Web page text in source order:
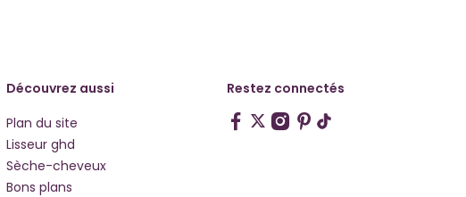
Découvrez aussi
Plan du site
Lisseur ghd
Sèche-cheveux
Bons plans
Restez connectés